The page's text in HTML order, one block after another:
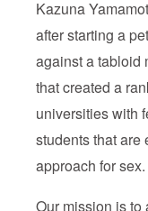
Kazuna
after starting a
against a tabloid
that created a
universities with
students that are
approach for sex.
Our mission is to